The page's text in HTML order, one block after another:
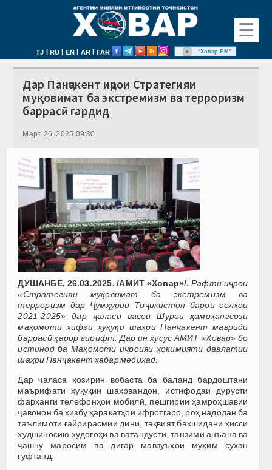
☰
TJ | RU | EN | AR | FAR "Ховар FM"
Дар Панҷакент иҷрои Стратегияи
муқовимат ба экстремизм ва терроризм
баррасӣ гардид
Март 26, 2025 09:30
ДУШАНБЕ, 26.03.2025. /АМИТ «Ховар»/. Рафти иҷрои
«Стратегияи муқовимат ба экстремизм ва
терроризм дар Ҷумҳурии Тоҷикистон барои солҳои
2021-2025» дар ҷаласи васеи Шурои ҳамоҳангсози
мақомоти ҳифзи ҳуқуқи шаҳри Панҷакент мавриди
баррасӣ қарор гирифт. Дар ин хусус АМИТ «Ховар» бо
истинод ба Мақомоти иҷроияи ҳокимияти давлатии
шаҳри Панҷакент хабар медиҳад.
Дар ҷаласа ҳозирин вобаста ба баланд бардоштани
маърифати ҳуқуқии шаҳрвандон, истифодаи дурусти
фарҳанги телефонҳои мобилӣ, пешгирии ҳамроҳшавии
ҷавонон ба ҳизбу ҳаракатҳои ифротгаро, роҳ надодан ба
таълимоти ғайрирасмии динӣ, тақвият бахшидани ҳисси
худшиносию худогоҳӣ ва ватандӯстӣ, танзими анъана ва
ҷашну маросим ва дигар мавзуъҳои муҳим сухан
гуфтанд.